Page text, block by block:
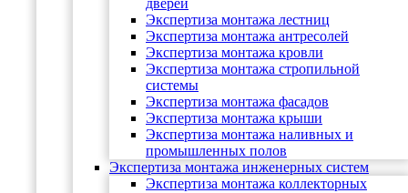
дверей
Экспертиза монтажа лестниц
Экспертиза монтажа антресолей
Экспертиза монтажа кровли
Экспертиза монтажа стропильной
системы
Экспертиза монтажа фасадов
Экспертиза монтажа крыши
Экспертиза монтажа наливных и
промышленных полов
Экспертиза монтажа инженерных систем
Экспертиза монтажа коллекторных